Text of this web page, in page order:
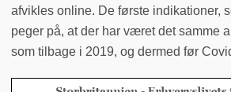
afvikles online. De første indikationer,
peger på, at der har været det samme
som tilbage i 2019, og dermed før